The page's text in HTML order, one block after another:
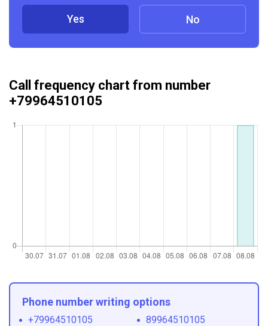
Yes No
Call frequency chart from number
+79964510105
Phone number writing options
+79964510105
89964510105